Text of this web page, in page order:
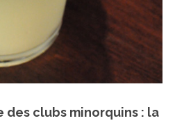
des clubs minorquins : la